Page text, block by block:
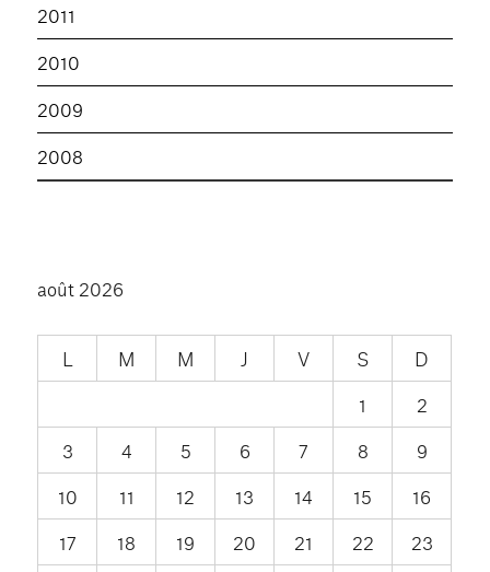
2011
2010
2009
2008
août 2026
L M M J V S
D
1
2
3
4 5 6 7 8
9
10
11 12 13 14 15
16
17
18 19 20 21 22
23